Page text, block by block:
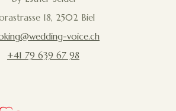
18, 2502 Biel
voice.ch
+41 79 639 67 98